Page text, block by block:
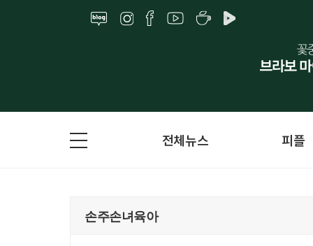
전체뉴스 피플